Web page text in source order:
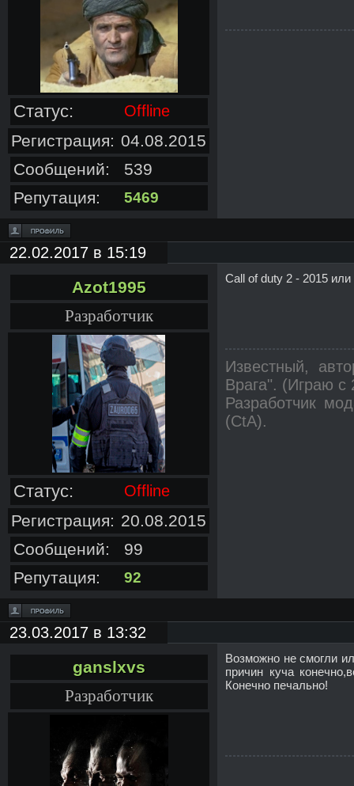
Статус: Offline
Регистрация: 04.08.2015
Сообщений:
539
Репутация:
5469
22.02.2017 в 15:19
Azot1995
Разработчик
Статус: Offline
Регистрация: 20.08.2015
Сообщений:
99
Репутация:
92
Call of duty 2 - 2015
Известный,
Врага". (Играю с
Разработчик
(CtA).
23.03.2017 в 13:32
ganslxvs
Разработчик
Возможно не смогли
причин куча
Конечно печально!